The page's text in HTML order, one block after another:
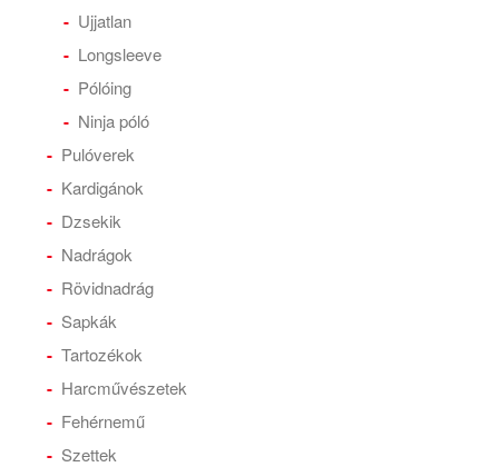
Ujjatlan
Longsleeve
Pólóing
Ninja póló
Pulóverek
Kardigánok
Dzsekik
Nadrágok
Rövidnadrág
Sapkák
Tartozékok
Harcművészetek
Fehérnemű
Szettek